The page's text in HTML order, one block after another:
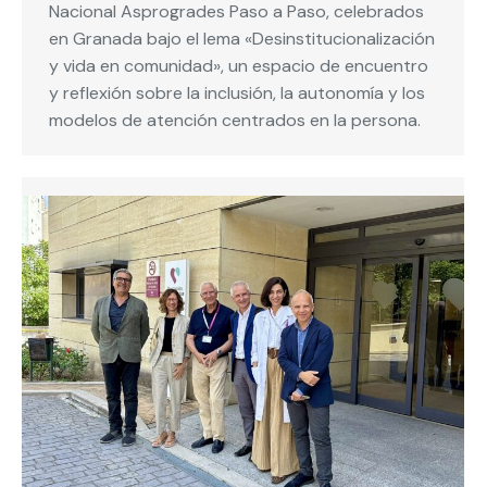
Nacional Asprogrades Paso a Paso, celebrados
en Granada bajo el lema «Desinstitucionalización
y vida en comunidad», un espacio de encuentro
y reflexión sobre la inclusión, la autonomía y los
modelos de atención centrados en la persona.